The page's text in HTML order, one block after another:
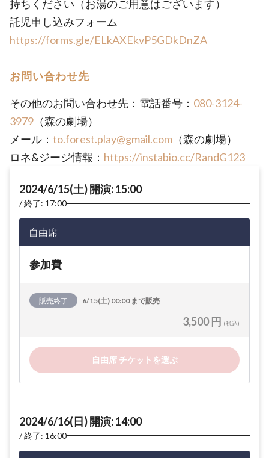
持ちください（お湯のご用意はございます）
託児申し込みフォーム
https://forms.gle/ELkAXEkvP5GDkDnZA
お問い合わせ先
その他のお問い合わせ先：電話番号： 080-3124-
3979 （森の劇場）
メール： to.forest.play@gmail.com （森の劇場）
ロネ&ジージ情報： https://instabio.cc/RandG123
2024/6/15(土) 開演: 15:00
終了: 17:00
自由席
参加費
販売終了 6/15(土) 00:00 まで販売
3,500 円 (税込)
自由席 チケットを選ぶ
2024/6/16(日) 開演: 14:00
終了: 16:00